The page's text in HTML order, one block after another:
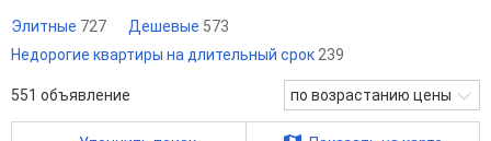
Элитные 727 Дешевые 573
Недорогие квартиры на длительный срок 239
551 объявление по возрастанию цены